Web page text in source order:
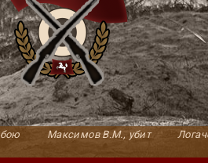
В.М., убит Логачев и.Д.,убит